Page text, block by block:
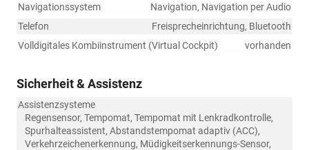
Navigationssystem
Navigation, Navigation per Audio
Telefon
Freisprecheinrichtung, Bluetooth
Volldigitales Kombiinstrument (Virtual Cockpit)
vorhanden
Sicherheit & Assistenz
Assistenzsysteme
Regensensor, Tempomat, Tempomat mit Lenkradkontrolle,
Spurhalteassistent, Abstandstempomat adaptiv (ACC),
Verkehrzeichenerkennung, Müdigkeitserkennungs-Sensor,